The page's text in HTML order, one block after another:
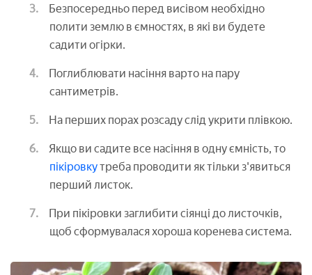
Безпосередньо перед висівом необхідно
полити землю в ємностях, в які ви будете
садити огірки.
Поглиблювати насіння варто на пару
сантиметрів.
На перших порах розсаду слід укрити плівкою.
Якщо ви садите все насіння в одну ємність, то
пікіровкутреба проводити як тільки з'явиться
перший листок.
При пікіровки заглибити сіянці до листочків,
щоб сформувалася хороша коренева система.